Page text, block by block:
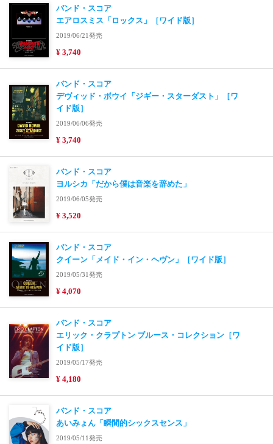
バンド・スコア
エアロスミス「ロックス」［ワイド版］
2019/06/21発売
¥ 3,740
バンド・スコア
デヴィッド・ボウイ「ジギー・スターダスト」［ワ
イド版］
2019/06/06発売
¥ 3,740
バンド・スコア
ヨルシカ「だから僕は音楽を辞めた」
2019/06/05発売
¥ 3,520
バンド・スコア
クイーン「メイド・イン・ヘヴン」［ワイド版］
2019/05/31発売
¥ 4,070
バンド・スコア
エリック・クラプトン ブルース・コレクション［ワ
イド版］
2019/05/17発売
¥ 4,180
バンド・スコア
あいみょん「瞬間的シックスセンス」
2019/05/11発売